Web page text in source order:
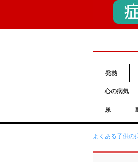
発熱
心の病気
尿
よくある子供の